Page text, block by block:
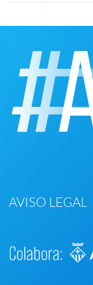
AVISO LEGAL